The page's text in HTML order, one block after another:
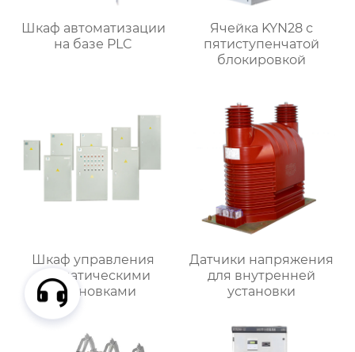
Шкаф автоматизации
на базе PLC
Ячейка KYN28 с
пятиступенчатой
блокировкой
Шкаф управления
климатическими
установками
Датчики напряжения
для внутренней
установки